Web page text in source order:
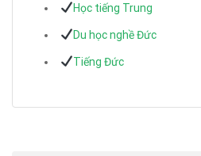
Học tiếng Trung
Du học nghề Đức
Tiếng Đức